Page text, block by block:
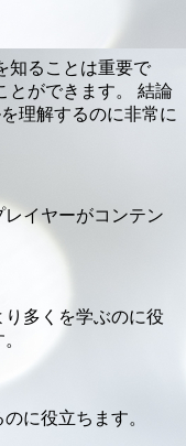
知ることは重要で
とができます。 結論
理解するのに非常に
イヤーがコンテン
多くを学ぶのに役
に役立ちます。